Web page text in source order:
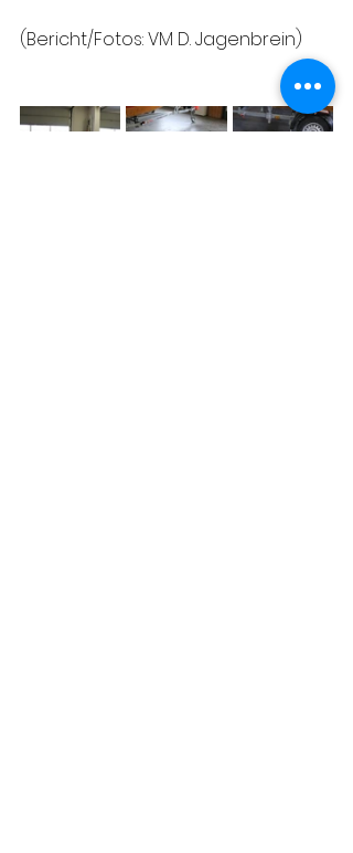
(Bericht/Fotos: VM D. Jagenbrein)